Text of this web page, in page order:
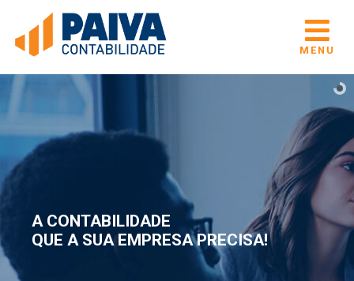
MENU
A CONTABILIDADE
QUE A SUA EMPRESA PRECISA!